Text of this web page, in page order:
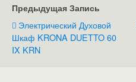
Предыдущая Запись
Электрический Духовой
Шкаф KRONA DUETTO 60
IX KRN